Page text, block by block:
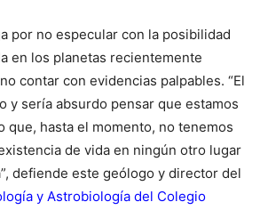
por no especular con la posibilidad
en los planetas recientemente
contar con evidencias palpables. “El
y sería absurdo pensar que estamos
que, hasta el momento, no tenemos
de vida en ningún otro lugar
defiende este geólogo y director del
y Astrobiología del Colegio